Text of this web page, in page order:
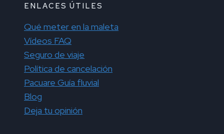
ENLACES ÚTILES
Qué meter en la maleta
Vídeos FAQ
Seguro de viaje
Política de cancelación
Pacuare Guía fluvial
Blog
Deja tu opinión